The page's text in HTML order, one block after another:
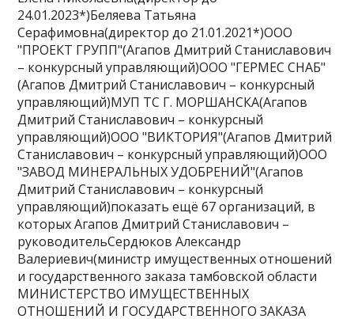
24.01.2023*)Беляева Татьяна
Серафимовна(директор до 21.01.2021*)ООО
"ПРОЕКТ ГРУПП"(Агапов Дмитрий Станиславович
– конкурсный управляющий)ООО "ГЕРМЕС СНАБ"
(Агапов Дмитрий Станиславович – конкурсный
управляющий)МУП ТС Г. МОРШАНСКА(Агапов
Дмитрий Станиславович – конкурсный
управляющий)ООО "ВИКТОРИЯ"(Агапов Дмитрий
Станиславович – конкурсный управляющий)ООО
"ЗАВОД МИНЕРАЛЬНЫХ УДОБРЕНИЙ"(Агапов
Дмитрий Станиславович – конкурсный
управляющий)показать ещё 67 организаций, в
которых Агапов Дмитрий Станиславович –
руководительСердюков Александр
Валериевич(министр имущественных отношений
и государственного заказа тамбовской области
МИНИСТЕРСТВО ИМУЩЕСТВЕННЫХ
ОТНОШЕНИЙ И ГОСУДАРСТВЕННОГО ЗАКАЗА